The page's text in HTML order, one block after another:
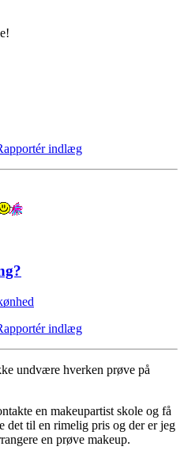
indlæg
indlæg
undvære hverken prøve på
en makeupartist skole og få
det til en rimelig pris og der er jeg
en prøve makeup.